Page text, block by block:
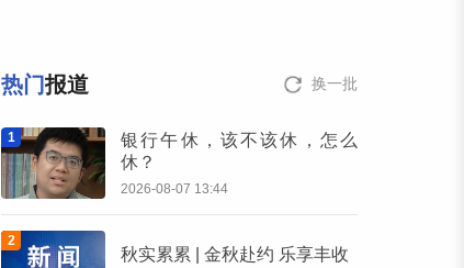
热门报道 换一批
1
银行午休，该不该休，怎么
休？
2026-08-07 13:44
2
秋实累累 | 金秋赴约 乐享丰收